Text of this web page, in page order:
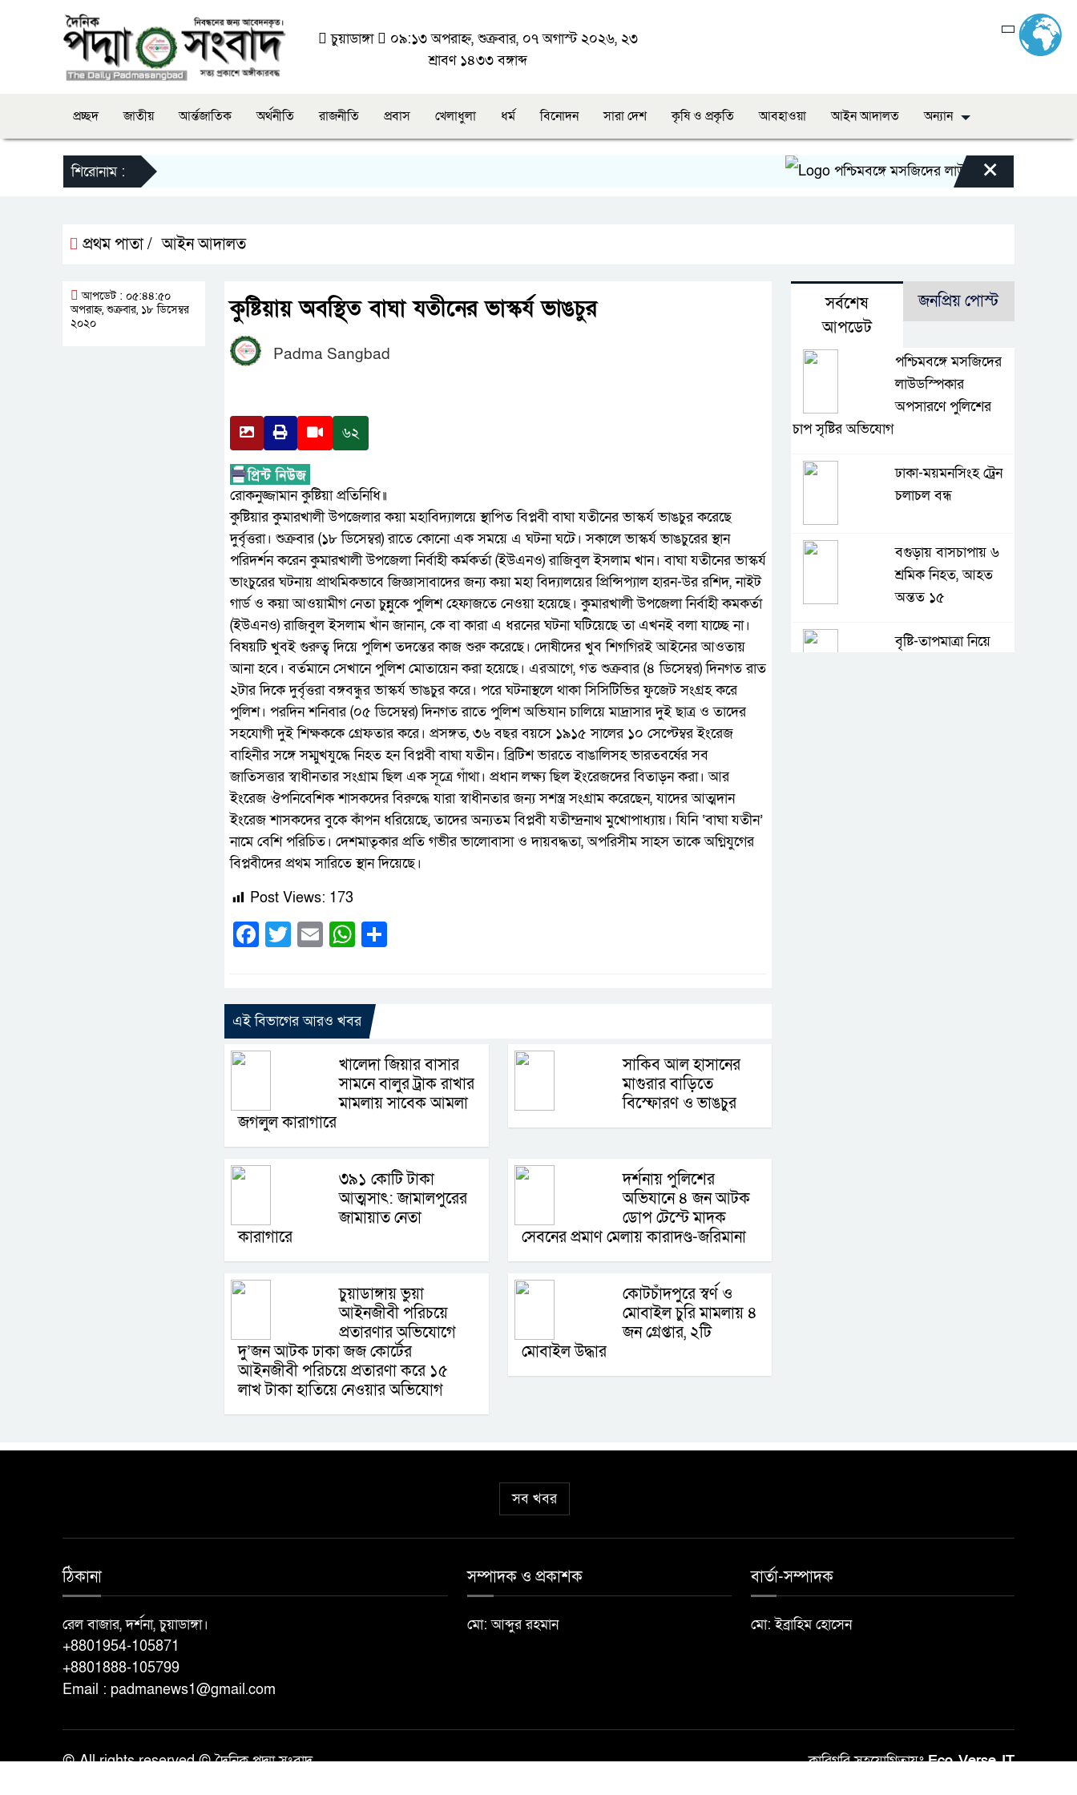
চুয়াডাঙ্গা
০৯:১৩ অপরাহ্ন, শুক্রবার, ০৭ অগাস্ট ২০২৬, ২৩
শ্রাবণ ১৪৩৩ বঙ্গাব্দ
প্রচ্ছদ জাতীয় আর্ন্তজাতিক অর্থনীতি রাজনীতি প্রবাস খেলাধুলা ধর্ম বিনোদন সারা দেশ কৃষি ও প্রকৃতি আবহাওয়া আইন আদালত অন্যান
শিরোনাম : পশ্চিমবঙ্গে মসজিদের লাউডস্পিকার অপসারণে
×
প্রথম পাতা / আইন আদালত
কুষ্টিয়ায় অবস্থিত বাঘা যতীনের ভাস্কর্য ভাঙচুর
Padma Sangbad
৬২
রোকনুজ্জামান কুষ্টিয়া প্রতিনিধি॥
কুষ্টিয়ার কুমারখালী উপজেলার কয়া মহাবিদ্যালয়ে স্থাপিত বিপ্লবী বাঘা যতীনের ভাস্কর্য ভাঙচুর করেছে
দুর্বৃত্তরা। শুক্রবার (১৮ ডিসেম্বর) রাতে কোনো এক সময়ে এ ঘটনা ঘটে। সকালে ভাস্কর্য ভাঙচুরের স্থান
পরিদর্শন করেন কুমারখালী উপজেলা নির্বাহী কর্মকর্তা (ইউএনও) রাজিবুল ইসলাম খান। বাঘা যতীনের ভাস্কর্য
ভাংচুরের ঘটনায় প্রাথমিকভাবে জিজ্ঞাসাবাদের জন্য কয়া মহা বিদ্যালয়ের প্রিন্সিপ্যাল হারন-উর রশিদ, নাইট
গার্ড ও কয়া আওয়ামীগ নেতা চুন্নুকে পুলিশ হেফাজতে নেওয়া হয়েছে। কুমারখালী উপজেলা নির্বাহী কমকর্তা
(ইউএনও) রাজিবুল ইসলাম খাঁন জানান, কে বা কারা এ ধরনের ঘটনা ঘটিয়েছে তা এখনই বলা যাচ্ছে না।
বিষয়টি খুবই গুরুত্ব দিয়ে পুলিশ তদন্তের কাজ শুরু করেছে। দোষীদের খুব শিগগিরই আইনের আওতায়
আনা হবে। বর্তমানে সেখানে পুলিশ মোতায়েন করা হয়েছে। এরআগে, গত শুক্রবার (৪ ডিসেম্বর) দিনগত রাত
২টার দিকে দুর্বৃত্তরা বঙ্গবন্ধুর ভাস্কর্য ভাঙচুর করে। পরে ঘটনাস্থলে থাকা সিসিটিভির ফুজেট সংগ্রহ করে
পুলিশ। পরদিন শনিবার (০৫ ডিসেম্বর) দিনগত রাতে পুলিশ অভিযান চালিয়ে মাদ্রাসার দুই ছাত্র ও তাদের
সহযোগী দুই শিক্ষককে গ্রেফতার করে। প্রসঙ্গত, ৩৬ বছর বয়সে ১৯১৫ সালের ১০ সেপ্টেম্বর ইংরেজ
বাহিনীর সঙ্গে সম্মুখযুদ্ধে নিহত হন বিপ্লবী বাঘা যতীন। ব্রিটিশ ভারতে বাঙালিসহ ভারতবর্ষের সব
জাতিসত্তার স্বাধীনতার সংগ্রাম ছিল এক সূত্রে গাঁথা। প্রধান লক্ষ্য ছিল ইংরেজদের বিতাড়ন করা। আর
ইংরেজ ঔপনিবেশিক শাসকদের বিরুদ্ধে যারা স্বাধীনতার জন্য সশস্ত্র সংগ্রাম করেছেন, যাদের আত্মদান
ইংরেজ শাসকদের বুকে কাঁপন ধরিয়েছে, তাদের অন্যতম বিপ্লবী যতীন্দ্রনাথ মুখোপাধ্যায়। যিনি ‘বাঘা যতীন’
নামে বেশি পরিচিত। দেশমাতৃকার প্রতি গভীর ভালোবাসা ও দায়বদ্ধতা, অপরিসীম সাহস তাকে অগ্নিযুগের
বিপ্লবীদের প্রথম সারিতে স্থান দিয়েছে।
Post Views: 173
Facebook
Twitter
EmailWhatsApp
এই বিভাগের আরও খবর
খালেদা জিয়ার বাসার
সামনে বালুর ট্রাক রাখার
মামলায় সাবেক আমলা
জগলুল কারাগারে
সাকিব আল হাসানের
মাগুরার বাড়িতে
বিস্ফোরণ ও ভাঙচুর
৩৯১ কোটি টাকা
আত্মসাৎ: জামালপুরের
জামায়াত নেতা
কারাগারে
দর্শনায় পুলিশের
অভিযানে ৪ জন আটক
ডোপ টেস্টে মাদক
সেবনের প্রমাণ মেলায় কারাদণ্ড-জরিমানা
চুয়াডাঙ্গায় ভুয়া
আইনজীবী পরিচয়ে
প্রতারণার অভিযোগে
দু’জন আটক ঢাকা জজ কোর্টের
আইনজীবী পরিচয়ে প্রতারণা করে ১৫
লাখ টাকা হাতিয়ে নেওয়ার অভিযোগ
কোটচাঁদপুরে স্বর্ণ ও
মোবাইল চুরি মামলায় ৪
জন গ্রেপ্তার, ২টি
মোবাইল উদ্ধার
আপডেট : ০৫:৪৪:৫০
অপরাহ্ন, শুক্রবার, ১৮ ডিসেম্বর
২০২০
সর্বশেষ
আপডেট
জনপ্রিয় পোস্ট
পশ্চিমবঙ্গে মসজিদের
লাউডস্পিকার
অপসারণে পুলিশের
চাপ সৃষ্টির অভিযোগ
ঢাকা-ময়মনসিংহ ট্রেন
চলাচল বন্ধ
বগুড়ায় বাসচাপায় ৬
শ্রমিক নিহত, আহত
অন্তত ১৫
বৃষ্টি-তাপমাত্রা নিয়ে
সব খবর
ঠিকানা
রেল বাজার, দর্শনা, চুয়াডাঙ্গা।
+8801954-105871
+8801888-105799
Email : padmanews1@gmail.com
সম্পাদক ও প্রকাশক
মো: আব্দুর রহমান
বার্তা-সম্পাদক
মো: ইব্রাহিম হোসেন
© All rights reserved © দৈনিক পদ্মা সংবাদ কারিগরি সহযোগিতায়ঃEco Verse IT